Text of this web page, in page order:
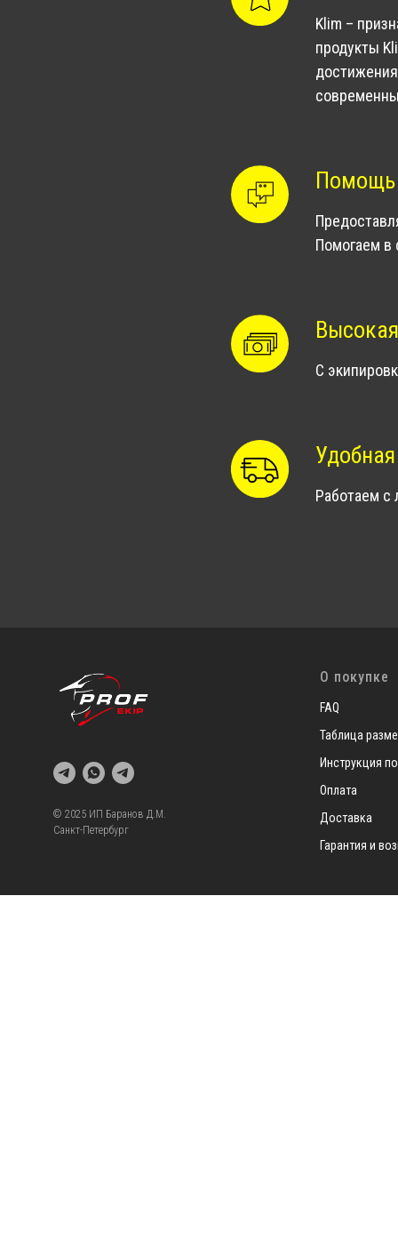
Klim –
продукты
Помощь
Помогаем в
С
Работаем
© 2025 ИП Баранов Д.М.
Санкт-Петербург
О покупке
FAQ
Таблица
Инструкция
Оплата
Доставка
Гарантия и